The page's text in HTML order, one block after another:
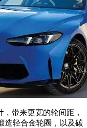
带来更宽的轮间距，
造轻合金轮圈，以及碳